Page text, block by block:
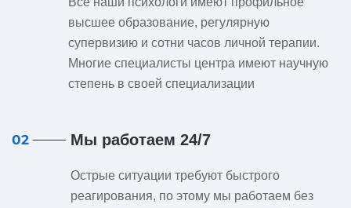
высшее образование, регулярную
супервизию и сотни часов личной терапии.
Многие специалисты центра имеют научную
степень в своей специализации
02 Мы работаем 24/7
Острые ситуации требуют быстрого
реагирования, по этому мы работаем без